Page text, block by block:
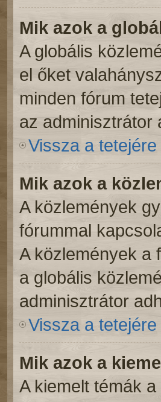
Mik azok a
A globális
el őket
minden fórum
az adminisztrátor
Vissza a tetejére
Mik azok a
A közlemények
fórummal
A közlemények a
a globális
adminisztrátor
Vissza a tetejére
Mik azok a
A kiemelt témák